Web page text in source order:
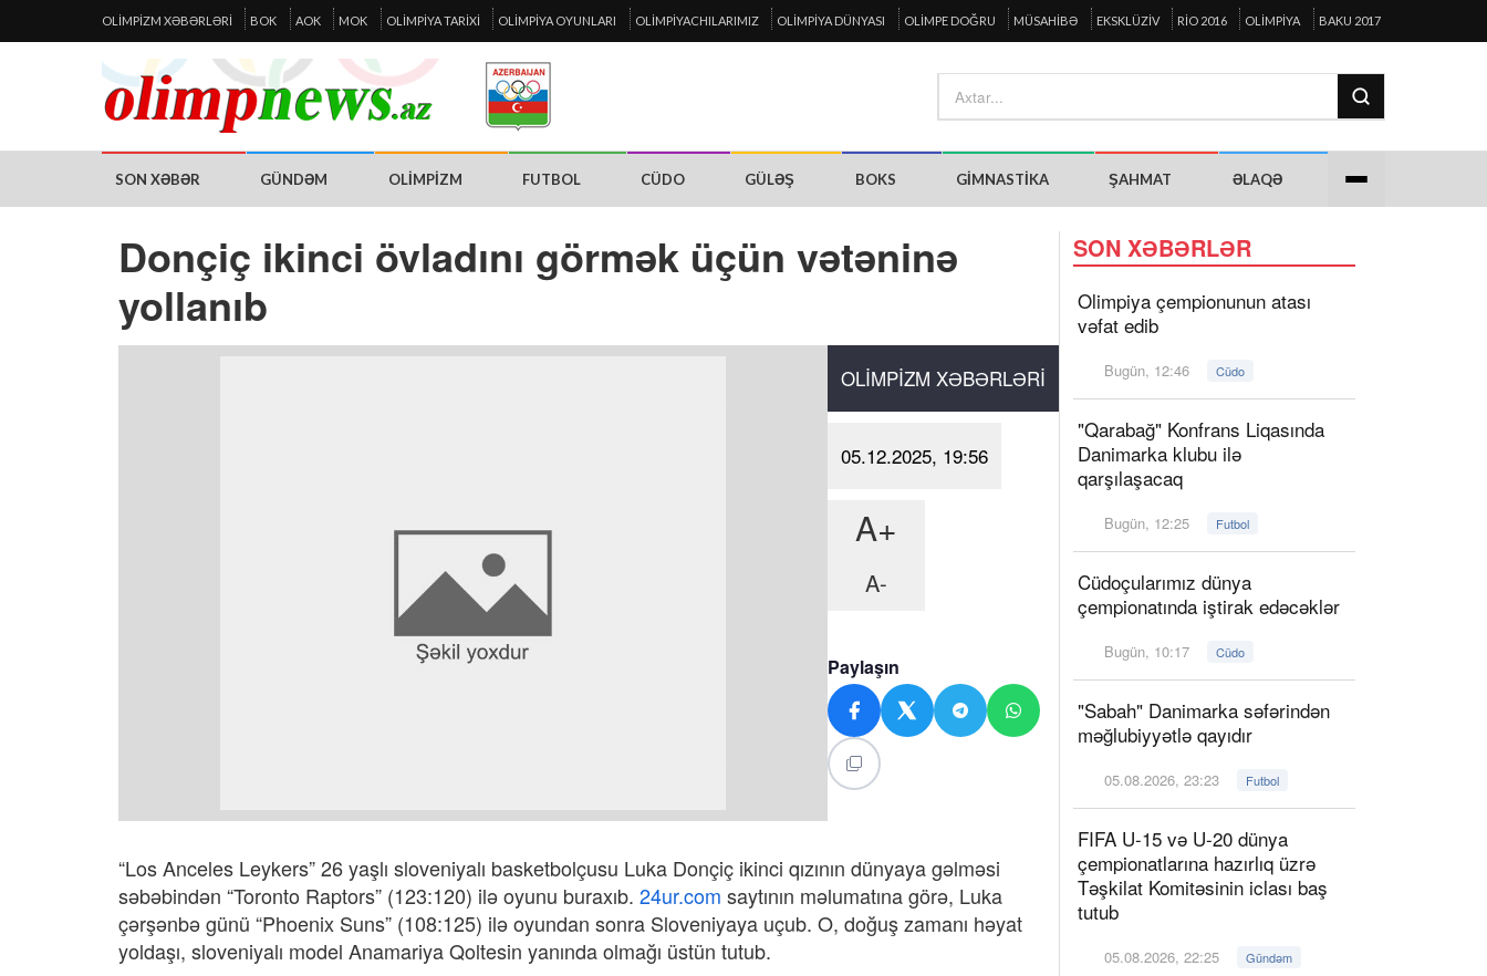
OLIMPIZM XƏBƏRLƏRI BOK AOK MOK OLIMPIYA TARIXI OLIMPIYA OYUNLARI OLIMPIYACHILARIMIZ OLIMPIYA DÜNYASI OLIMPE DOĞRU MÜSAHIBƏ EKSKLÜZIV RIO 2016 OLIMPIYA BAKU 2017
SON XƏBƏR GÜNDƏM OLIMPIZM FUTBOL CÜDO GÜLƏŞ BOKS GIMNASTIKA ŞAHMAT ƏLAQƏ
Donçiç ikinci övladını görmək üçün vətəninə
yollanıb
OLIMPIZM XƏBƏRLƏRI
05.12.2025, 19:56
A+
A-
Paylaşın
“Los Anceles Leykers” 26 yaşlı sloveniyalı basketbolçusu Luka Donçiç ikinci qızının dünyaya gəlməsi
səbəbindən “Toronto Raptors” (123:120) ilə oyunu buraxıb. 24ur.com saytının məlumatına görə, Luka
çərşənbə günü “Phoenix Suns” (108:125) ilə oyundan sonra Sloveniyaya uçub. O, doğuş zamanı həyat
yoldaşı, sloveniyalı model Anamariya Qoltesin yanında olmağı üstün tutub.
SON XƏBƏRLƏR
Olimpiya çempionunun atası
vəfat edib
Bugün, 12:46 Cüdo
"Qarabağ" Konfrans Liqasında
Danimarka klubu ilə
qarşılaşacaq
Bugün, 12:25 Futbol
Cüdoçularımız dünya
çempionatında iştirak edəcəklər
Bugün, 10:17 Cüdo
"Sabah" Danimarka səfərindən
məğlubiyyətlə qayıdır
05.08.2026, 23:23 Futbol
FIFA U-15 və U-20 dünya
çempionatlarına hazırlıq üzrə
Təşkilat Komitəsinin iclası baş
tutub
05.08.2026, 22:25 Gündəm